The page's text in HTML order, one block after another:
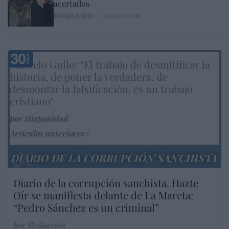
acertados
Marcelo Gullo: “El trabajo de desmitificar la
historia, de poner la verdadera, de
desmontar la falsificación, es un trabajo
cristiano"
por Hispanidad
Artículos anteriores
DIARIO DE LA CORRUPCIÓN SANCHISTA
Diario de la corrupción sanchista. Hazte
Oír se manifiesta delante de La Mareta:
“Pedro Sánchez es un criminal”